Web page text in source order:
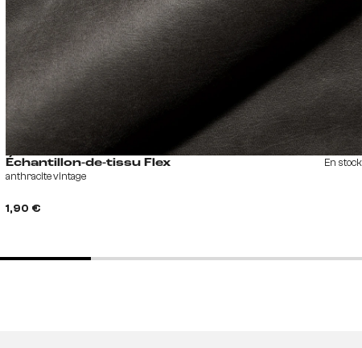
Échantillon-de-tissu Flex
anthracite vintage
1,90 €
En stock